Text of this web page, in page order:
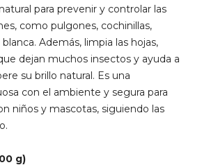
para prevenir y controlar las
como pulgones, cochinillas,
Además, limpia las hojas,
dejan muchos insectos y ayuda a
su brillo natural. Es una
con el ambiente y segura para
niños y mascotas, siguiendo las
g)